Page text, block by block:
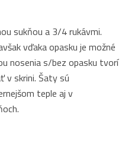
sukňou a 3/4 rukávmi.
vďaka opasku je možné
nosenia s/bez opasku tvorí
v skrini. Šaty sú
teple aj v